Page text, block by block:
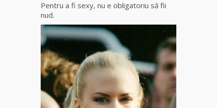
Elena
a revenit
din
Ierusalim
Tămăduitoarea
Ana Maria
Pentru a fi sexy, nu e obligatoriu să fii
nud.